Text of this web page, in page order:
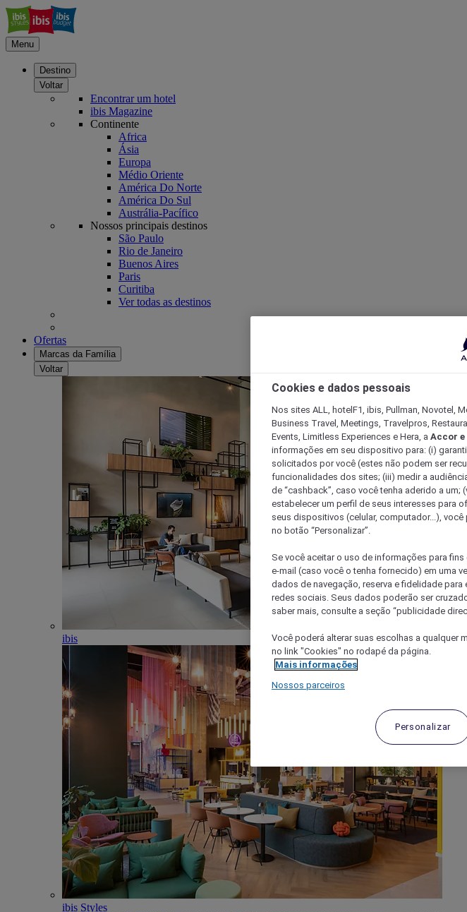
Menu
Destino
Voltar
Encontrar um hotel
ibis Magazine
Continente
Africa
Ásia
Europa
Médio Oriente
América Do Norte
América Do Sul
Austrália-Pacífico
Nossos principais destinos
São Paulo
Rio de Janeiro
Buenos Aires
Paris
Curitiba
Ver todas as destinos
Ofertas
Marcas da Família
Voltar
ibis
ibis Styles
Cookies e dados pessoais
Nos sites ALL, hotelF1, ibis, Pullman, Novotel,
Business Travel, Meetings, Travelpros,
Events, Limitless Experiences e Hera, a Accor e
informações em seu dispositivo para: (i)
solicitados por você (estes não podem ser
funcionalidades dos sites; (iii) medir a
de “cashback”, caso você tenha aderido a
estabelecer um perfil de seus interesses para
seus dispositivos (celular, computador...),
no botão “Personalizar”.
Se você aceitar o uso de informações para
e-mail (caso você o tenha fornecido) em uma
dados de navegação, reserva e fidelidade
redes sociais. Seus dados poderão ser
saber mais, consulte a seção “publicidade
Você poderá alterar suas escolhas a qualquer
no link "Cookies" no rodapé da página.
Mais informações
Nossos parceiros
Personalizar